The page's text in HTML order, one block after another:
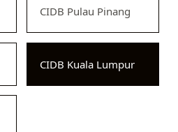
CIDB Pulau Pinang
CIDB Kuala Lumpur